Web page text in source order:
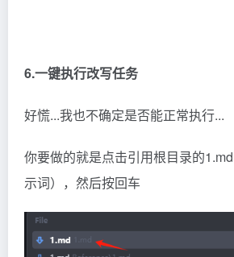
6.一键执行改写任务
好慌...我也不确定是否能正常执行...
你要做的就是点击引用根目录的
示词），然后按回车